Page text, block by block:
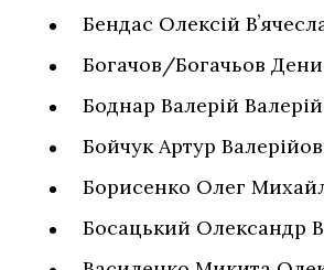
Бендас Олексій
Богачов/Богачьов
Боднар Валерій
Бойчук Артур
Борисенко Олег
Босацький Олександр